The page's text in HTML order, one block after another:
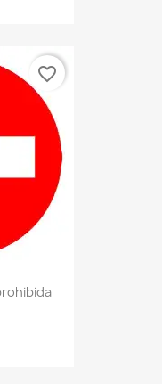
favorite_border